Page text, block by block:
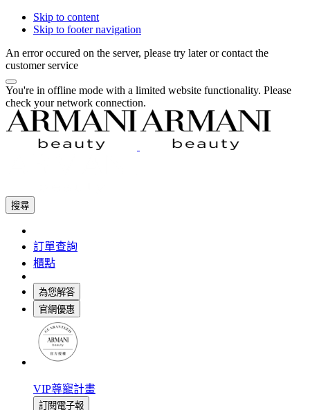
Skip to content
Skip to footer navigation
An error occured on the server, please try later or contact the
customer service
You're in offline mode with a limited website functionality. Please
check your network connection.
搜尋
訂單查詢
櫃點
為您解答
官網優惠
VIP尊寵計畫
訂閱電子報